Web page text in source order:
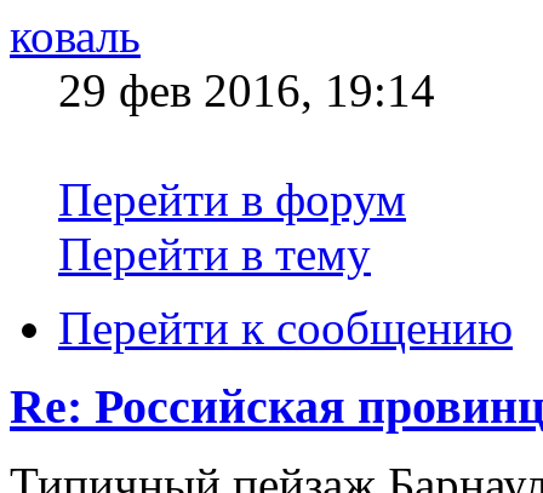
коваль
29 фев 2016, 19:14
Перейти в форум
Перейти в тему
Перейти к сообщению
Re: Российская